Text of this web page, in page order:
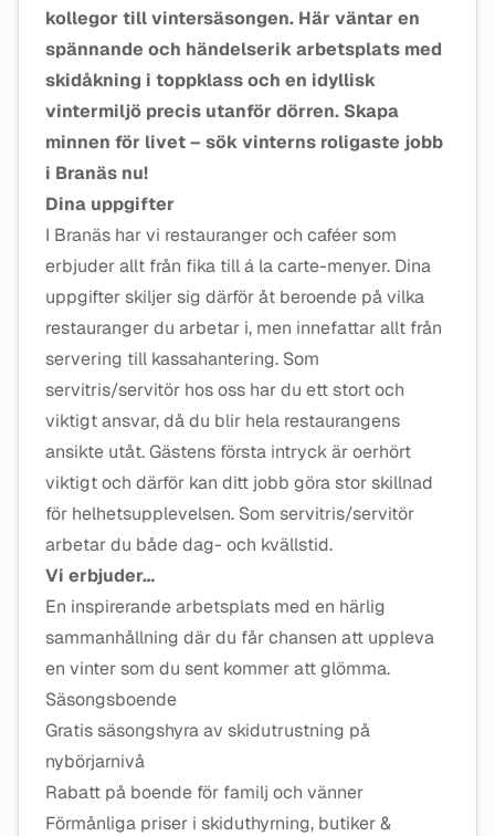
kollegor till vintersäsongen. Här väntar en
spännande och händelserik arbetsplats med
skidåkning i toppklass och en idyllisk
vintermiljö precis utanför dörren. Skapa
minnen för livet – sök vinterns roligaste jobb
i Branäs nu!
Dina uppgifter
I Branäs har vi restauranger och caféer som
erbjuder allt från fika till á la carte-menyer. Dina
uppgifter skiljer sig därför åt beroende på vilka
restauranger du arbetar i, men innefattar allt från
servering till kassahantering. Som
servitris/servitör hos oss har du ett stort och
viktigt ansvar, då du blir hela restaurangens
ansikte utåt. Gästens första intryck är oerhört
viktigt och därför kan ditt jobb göra stor skillnad
för helhetsupplevelsen. Som servitris/servitör
arbetar du både dag- och kvällstid.
Vi erbjuder…
En inspirerande arbetsplats med en härlig
sammanhållning där du får chansen att uppleva
en vinter som du sent kommer att glömma.
Säsongsboende
Gratis säsongshyra av skidutrustning på
nybörjarnivå
Rabatt på boende för familj och vänner
Förmånliga priser i skiduthyrning, butiker &